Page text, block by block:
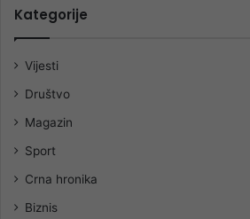
Kategorije
Vijesti
Društvo
Magazin
Sport
Crna hronika
Biznis